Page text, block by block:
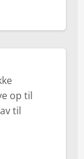
op til
til